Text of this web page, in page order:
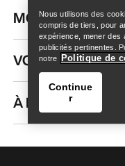
MON COMPTE
VOIR PLUS
À PROPOS DE
Nous utilisons des
compris de tiers, pour
expérience, mener des
publicités pertinentes.
notre
Politique de
Continue
r